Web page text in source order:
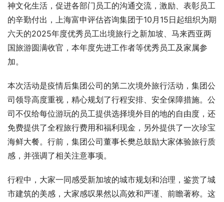
神文化生活，促进各部门员工的沟通交流，激励、表彰员工
的辛勤付出，上海富申评估咨询集团于10月15日起组织为期
六天的2025年度优秀员工出境旅行之新加坡、马来西亚两
国旅游圆满收官，本年度先进工作者等优秀员工及家属参
加。
本次活动是疫情后集团公司的第二次境外旅行活动，集团公
司领导高度重视，精心规划了行程安排、安全保障措施。公
司不仅给每位游玩的员工提供选择境外目的地的自由度，还
免费提供了全程旅行费用和福利现金，另外提供了一次珍宝
海鲜大餐。行前，集团公司董事长樊总鼓励大家体验旅行质
感，并强调了相关注意事项。
行程中，大家一同感受新加坡的城市规划和治理，鉴赏了城
市建筑的美感，大家感叹果然以高效和严谨、前瞻著称。这